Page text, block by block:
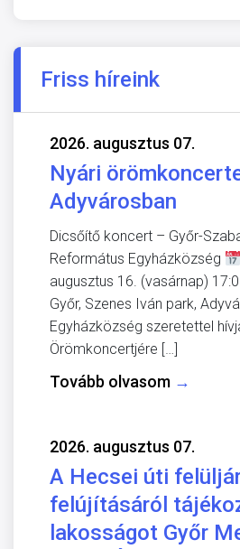
Friss híreink
2026. augusztus 07.
Nyári
Adyvárosban
Dicsőítő koncert – Győr-
Református Egyházközség
augusztus 16. (vasárnap)
Győr, Szenes Iván park,
Egyházközség szeretettel
Örömkoncertjére […]
Tovább olvasom →
2026. augusztus 07.
A Hecsei úti
felújításáról
lakosságot Győr